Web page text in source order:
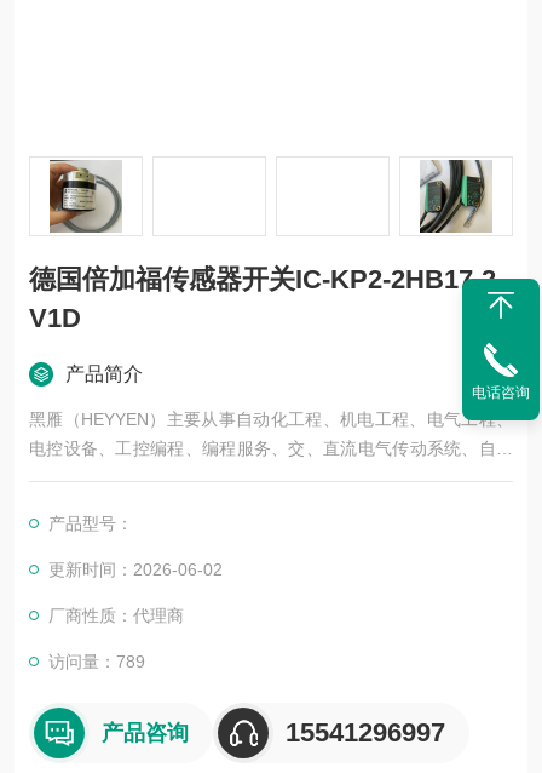
德国倍加福传感器开关IC-KP2-2HB17-2
V1D
产品简介
黑雁（HEYYEN）主要从事自动化工程、机电工程、电气工程、
电控设备、工控编程、编程服务、交、直流电气传动系统、自动
化控制系统及其装置的研究与服务，不但可以独立承包工程项
的现代化电控设备。
服务行业涉及冶金、石油、化工、纺织、食品、制药、电力、环
C-KP2-2HB17-2V1D
产品型号：
更新时间：2026-06-02
厂商性质：代理商
访问量：789
产品咨询 15541296997
电话咨询